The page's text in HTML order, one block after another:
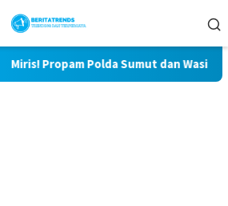
Propam Polda Sumut dan Wasidik